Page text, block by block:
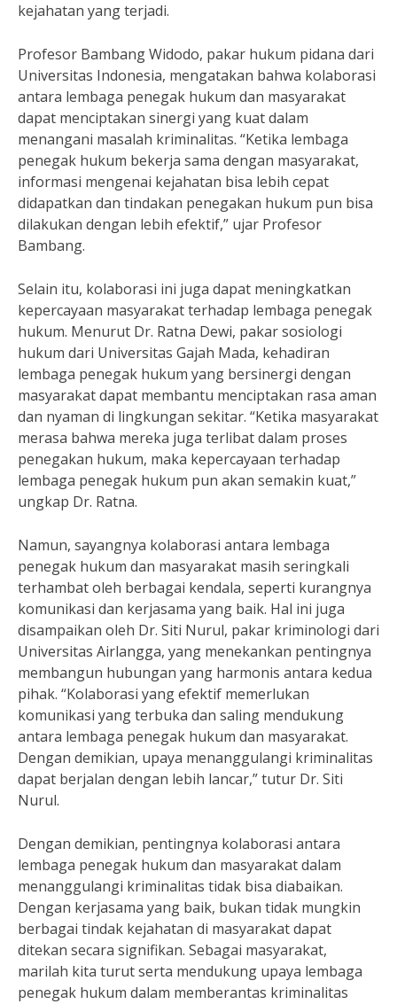
kejahatan yang terjadi.
Profesor Bambang Widodo, pakar hukum pidana dari
Universitas Indonesia, mengatakan bahwa kolaborasi
antara lembaga penegak hukum dan masyarakat
dapat menciptakan sinergi yang kuat dalam
menangani masalah kriminalitas. “Ketika lembaga
penegak hukum bekerja sama dengan masyarakat,
informasi mengenai kejahatan bisa lebih cepat
didapatkan dan tindakan penegakan hukum pun bisa
dilakukan dengan lebih efektif,” ujar Profesor
Bambang.
Selain itu, kolaborasi ini juga dapat meningkatkan
kepercayaan masyarakat terhadap lembaga penegak
hukum. Menurut Dr. Ratna Dewi, pakar sosiologi
hukum dari Universitas Gajah Mada, kehadiran
lembaga penegak hukum yang bersinergi dengan
masyarakat dapat membantu menciptakan rasa aman
dan nyaman di lingkungan sekitar. “Ketika masyarakat
merasa bahwa mereka juga terlibat dalam proses
penegakan hukum, maka kepercayaan terhadap
lembaga penegak hukum pun akan semakin kuat,”
ungkap Dr. Ratna.
Namun, sayangnya kolaborasi antara lembaga
penegak hukum dan masyarakat masih seringkali
terhambat oleh berbagai kendala, seperti kurangnya
komunikasi dan kerjasama yang baik. Hal ini juga
disampaikan oleh Dr. Siti Nurul, pakar kriminologi dari
Universitas Airlangga, yang menekankan pentingnya
membangun hubungan yang harmonis antara kedua
pihak. “Kolaborasi yang efektif memerlukan
komunikasi yang terbuka dan saling mendukung
antara lembaga penegak hukum dan masyarakat.
Dengan demikian, upaya menanggulangi kriminalitas
dapat berjalan dengan lebih lancar,” tutur Dr. Siti
Nurul.
Dengan demikian, pentingnya kolaborasi antara
lembaga penegak hukum dan masyarakat dalam
menanggulangi kriminalitas tidak bisa diabaikan.
Dengan kerjasama yang baik, bukan tidak mungkin
berbagai tindak kejahatan di masyarakat dapat
ditekan secara signifikan. Sebagai masyarakat,
marilah kita turut serta mendukung upaya lembaga
penegak hukum dalam memberantas kriminalitas